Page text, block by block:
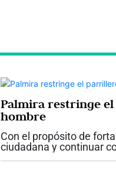
Palmira restringe
hombre
Con el propósito de
ciudadana y continuar